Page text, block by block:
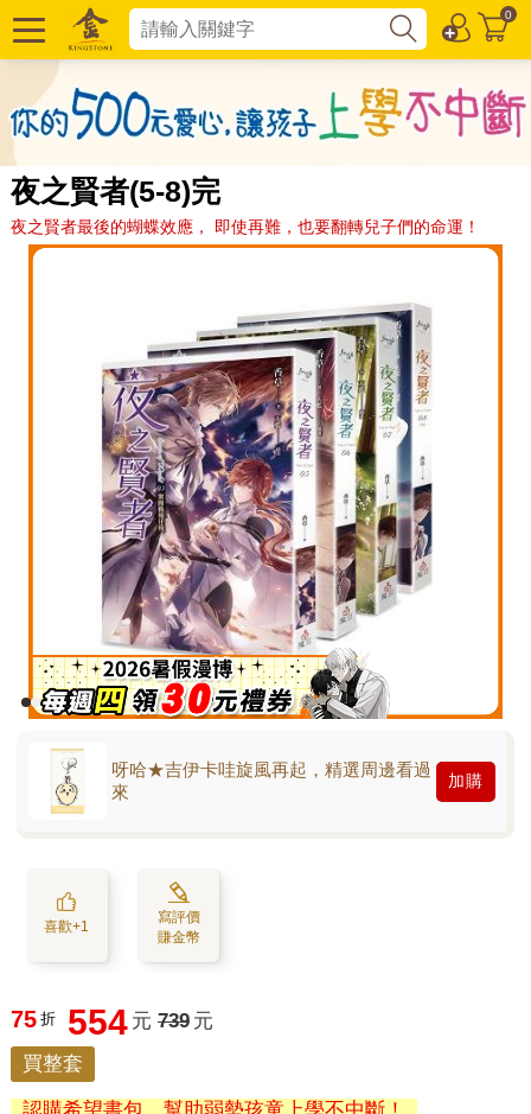
0
夜之賢者(5-8)完
夜之賢者最後的蝴蝶效應， 即使再難，也要翻轉兒子們的命運！
呀哈★吉伊卡哇旋風再起，精選周邊看過
來
加購
喜歡+1
寫評價
賺金幣
75 折 554 元 739 元
買整套
認購希望書包，幫助弱勢孩童上學不中斷！